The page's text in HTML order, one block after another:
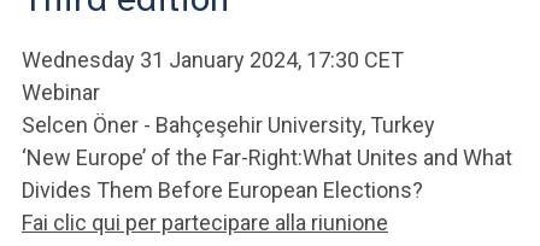
SEI UN DOCENTE O UN MEMBRO DELLO STAFF
ACCEDI A CLOUDMAIL
Wednesday 31 January 2024, 17:30 CET
Webinar
Selcen Öner - Bahçeşehir University, Turkey
‘New Europe’ of the Far-Right:What Unites and What
Divides Them Before European Elections?
Fai clic qui per partecipare alla riunione